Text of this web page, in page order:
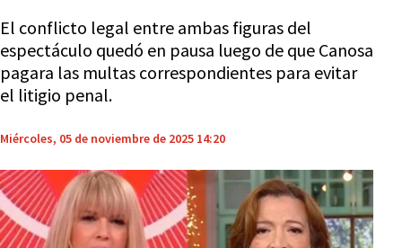
El conflicto legal entre ambas figuras del
espectáculo quedó en pausa luego de que Canosa
pagara las multas correspondientes para evitar
el litigio penal.
Miércoles, 05 de noviembre de 2025 14:20